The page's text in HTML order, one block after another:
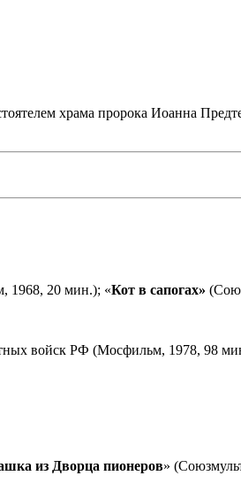
храма пророка Иоанна
1968, 20 мин.); «Кот в сапогах»
войск РФ (Мосфильм, 1978, 98
из Дворца пионеров»